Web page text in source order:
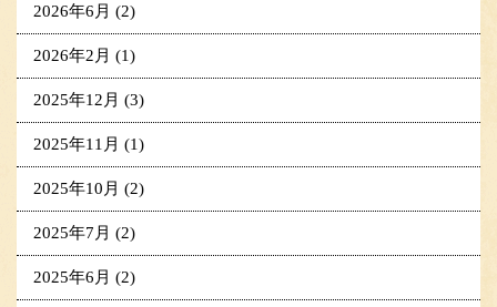
2026年6月 (2)
2026年2月 (1)
2025年12月 (3)
2025年11月 (1)
2025年10月 (2)
2025年7月 (2)
2025年6月 (2)